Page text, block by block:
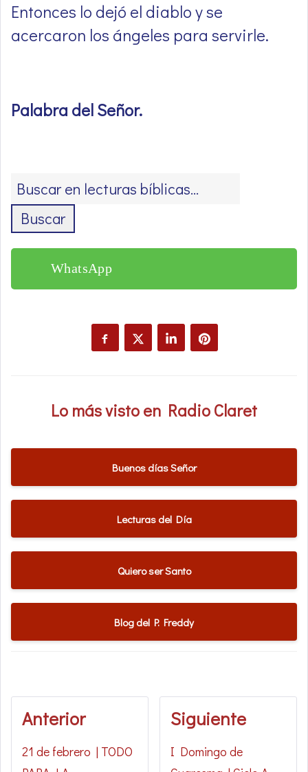
Entonces lo dejó el diablo y se
acercaron los ángeles para servirle.
Palabra del Señor.
Buscar
WhatsApp
Lo más visto en Radio Claret
Buenos días Señor
Lecturas del Día
Quiero ser Santo
Blog del P. Freddy
Anterior
21 de febrero | TODO
Siguiente
I Domingo de